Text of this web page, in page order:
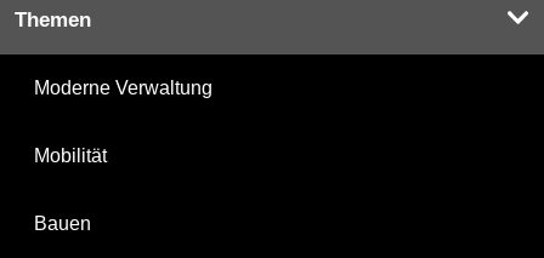
Themen
Moderne Verwaltung
Mobilität
Bauen